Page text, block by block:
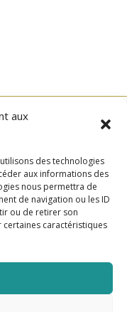
aux
des technologies
aux informations des
nous permettra de
de navigation ou les ID
ou de retirer son
caractéristiques